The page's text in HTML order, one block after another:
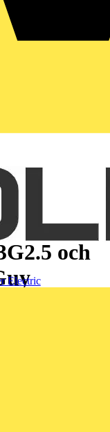
Electric
och